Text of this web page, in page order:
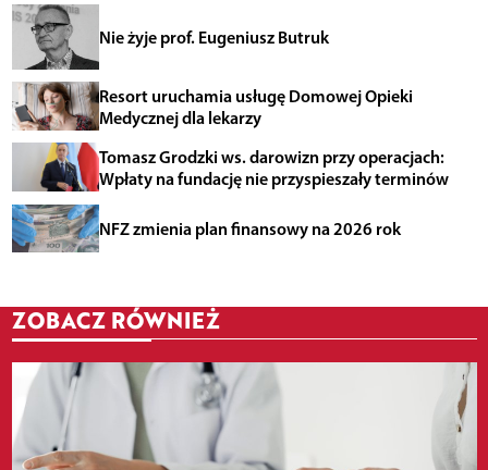
Nie żyje prof. Eugeniusz Butruk
Resort uruchamia usługę Domowej Opieki
Medycznej dla lekarzy
Tomasz Grodzki ws. darowizn przy operacjach:
Wpłaty na fundację nie przyspieszały terminów
NFZ zmienia plan finansowy na 2026 rok
ZOBACZ RÓWNIEŻ